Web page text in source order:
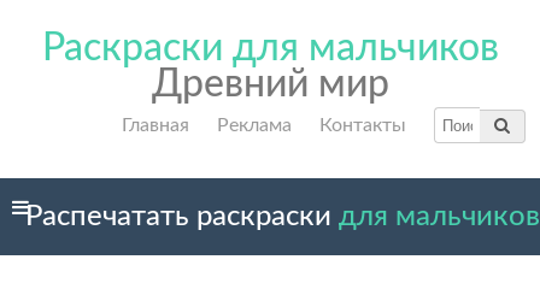
Раскраски для мальчиков
Древний мир
Главная Реклама Контакты
Распечатать раскраски для мальчиков